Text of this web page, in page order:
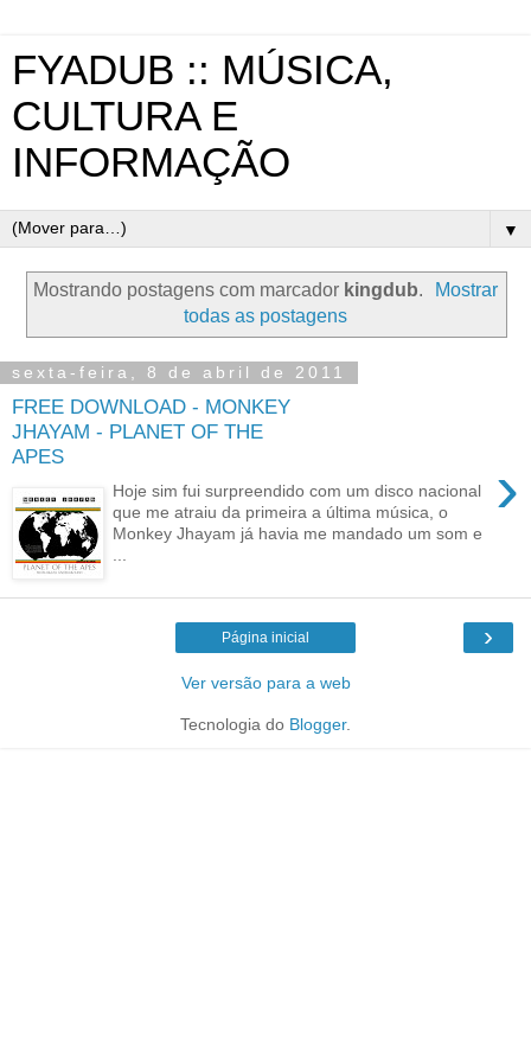
FYADUB :: MÚSICA,
CULTURA E
INFORMAÇÃO
▼
Mostrando postagens com marcador kingdub.
Mostrar
todas as postagens
sexta-feira, 8 de abril de 2011
FREE DOWNLOAD - MONKEY
JHAYAM - PLANET OF THE
APES
›
Hoje sim fui surpreendido com um disco nacional
que me atraiu da primeira a última música, o
Monkey Jhayam já havia me mandado um som e
›
Página inicial
Ver versão para a web
Tecnologia do Blogger.